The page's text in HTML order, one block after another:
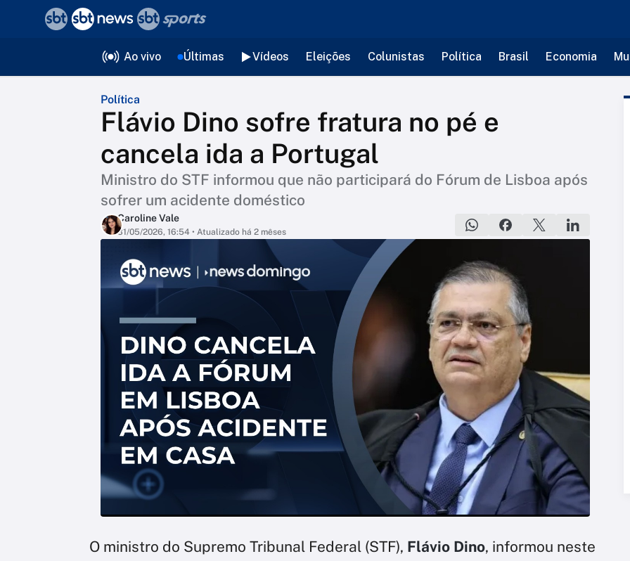
Ao vivo Últimas Vídeos Eleições Colunistas Política Brasil Economia
Política
Flávio Dino sofre fratura no pé e
cancela ida a Portugal
Ministro do STF informou que não participará do Fórum de Lisboa após
sofrer um acidente doméstico
Caroline Vale
31/05/2026, 16:54 • Atualizado há 2 mêses
O ministro do Supremo Tribunal Federal (STF), Flávio Dino, informou neste
voltar
Editorias